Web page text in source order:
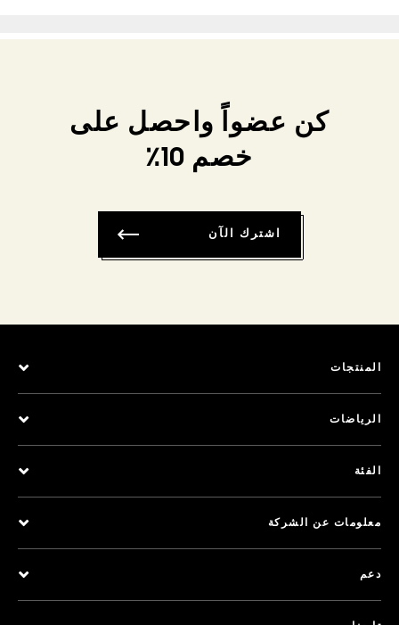
كن عضواً واحصل على
خصم 10٪
اشترك الآن
المنتجات
الرياضات
الفئة
معلومات عن الشركة
دعم